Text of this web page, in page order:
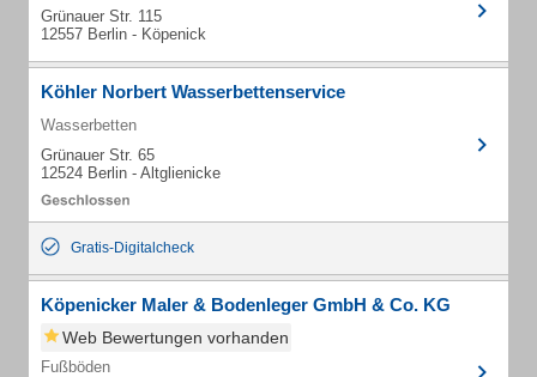
Grünauer Str. 115
12557 Berlin - Köpenick
Köhler Norbert Wasserbettenservice
Wasserbetten
Grünauer Str. 65
12524 Berlin - Altglienicke
Gratis-Digitalcheck
Köpenicker Maler & Bodenleger GmbH & Co. KG
Web Bewertungen vorhanden
Fußböden